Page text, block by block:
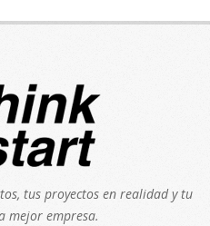
tus proyectos en realidad y tu
mejor empresa.